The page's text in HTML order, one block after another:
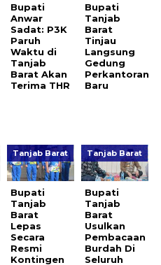
Bupati
Anwar
Sadat: P3K
Paruh
Waktu di
Tanjab
Barat Akan
Terima THR
Bupati
Tanjab
Barat
Tinjau
Langsung
Gedung
Perkantoran
Baru
Tanjab Barat
Bupati
Tanjab
Barat
Lepas
Secara
Resmi
Kontingen
Tanjab Barat
Bupati
Tanjab
Barat
Usulkan
Pembacaan
Burdah Di
Seluruh